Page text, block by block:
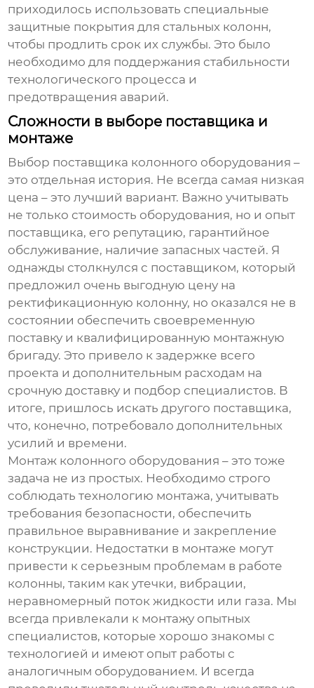
приходилось использовать специальные
защитные покрытия для стальных колонн,
чтобы продлить срок их службы. Это было
необходимо для поддержания стабильности
технологического процесса и
предотвращения аварий.
Сложности в выборе поставщика и
монтаже
Выбор поставщика колонного оборудования –
это отдельная история. Не всегда самая низкая
цена – это лучший вариант. Важно учитывать
не только стоимость оборудования, но и опыт
поставщика, его репутацию, гарантийное
обслуживание, наличие запасных частей. Я
однажды столкнулся с поставщиком, который
предложил очень выгодную цену на
ректификационную колонну, но оказался не в
состоянии обеспечить своевременную
поставку и квалифицированную монтажную
бригаду. Это привело к задержке всего
проекта и дополнительным расходам на
срочную доставку и подбор специалистов. В
итоге, пришлось искать другого поставщика,
что, конечно, потребовало дополнительных
усилий и времени.
Монтаж колонного оборудования – это тоже
задача не из простых. Необходимо строго
соблюдать технологию монтажа, учитывать
требования безопасности, обеспечить
правильное выравнивание и закрепление
конструкции. Недостатки в монтаже могут
привести к серьезным проблемам в работе
колонны, таким как утечки, вибрации,
неравномерный поток жидкости или газа. Мы
всегда привлекали к монтажу опытных
специалистов, которые хорошо знакомы с
технологией и имеют опыт работы с
аналогичным оборудованием. И всегда